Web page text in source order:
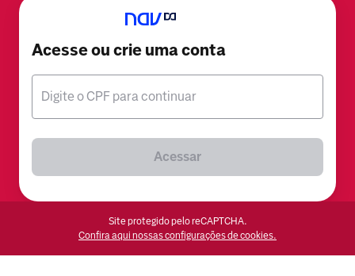
Acesse ou crie uma conta
Digite o CPF para continuar
Acessar
Site protegido pelo reCAPTCHA.
Confira aqui nossas configurações de cookies.